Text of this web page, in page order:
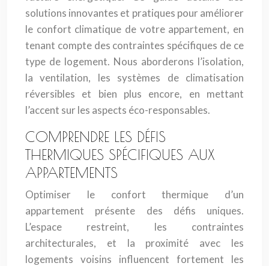
solutions innovantes et pratiques pour améliorer
le confort climatique de votre appartement, en
tenant compte des contraintes spécifiques de ce
type de logement. Nous aborderons l’isolation,
la ventilation, les systèmes de climatisation
réversibles et bien plus encore, en mettant
l’accent sur les aspects éco-responsables.
COMPRENDRE LES DÉFIS
THERMIQUES SPÉCIFIQUES AUX
APPARTEMENTS
Optimiser le confort thermique d’un
appartement présente des défis uniques.
L’espace restreint, les contraintes
architecturales, et la proximité avec les
logements voisins influencent fortement les